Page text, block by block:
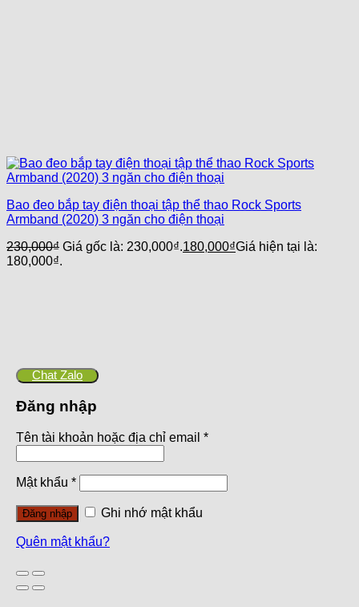
Bao đeo bắp tay điện thoại tập thể thao Rock Sports
Armband (2020) 3 ngăn cho điện thoại
230,000₫ Giá gốc là: 230,000₫.180,000₫Giá hiện tại là:
180,000₫.
Chat Zalo
Đăng nhập
Tên tài khoản hoặc địa chỉ email *
Mật khẩu *
Đăng nhập Ghi nhớ mật khẩu
Quên mật khẩu?